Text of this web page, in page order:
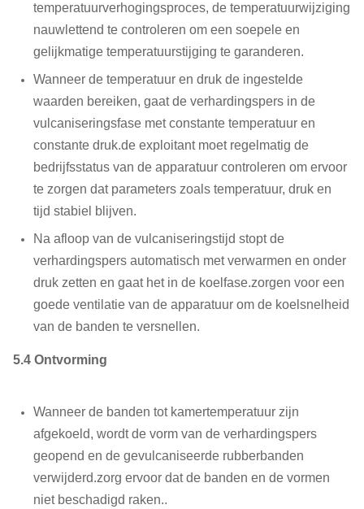
temperatuurverhogingsproces, de temperatuurwijziging
nauwlettend te controleren om een soepele en
gelijkmatige temperatuurstijging te garanderen.
Wanneer de temperatuur en druk de ingestelde
waarden bereiken, gaat de verhardingspers in de
vulcaniseringsfase met constante temperatuur en
constante druk.de exploitant moet regelmatig de
bedrijfsstatus van de apparatuur controleren om ervoor
te zorgen dat parameters zoals temperatuur, druk en
tijd stabiel blijven.
Na afloop van de vulcaniseringstijd stopt de
verhardingspers automatisch met verwarmen en onder
druk zetten en gaat het in de koelfase.zorgen voor een
goede ventilatie van de apparatuur om de koelsnelheid
van de banden te versnellen.
5.4 Ontvorming
Wanneer de banden tot kamertemperatuur zijn
afgekoeld, wordt de vorm van de verhardingspers
geopend en de gevulcaniseerde rubberbanden
verwijderd.zorg ervoor dat de banden en de vormen
niet beschadigd raken..